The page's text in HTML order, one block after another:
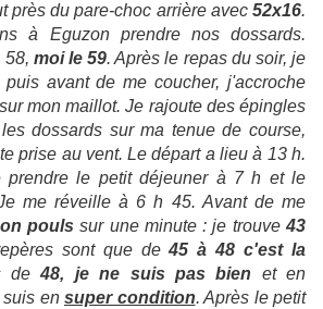
près du pare-choc arrière avec 52x16.
à Eguzon prendre nos dossards.
58, moi le 59. Après le repas du soir, je
avant de me coucher, j'accroche
mon maillot. Je rajoute des épingles
dossards sur ma tenue de course,
prise au vent. Le départ a lieu à 13 h.
prendre le petit déjeuner à 7 h et le
me réveille à 6 h 45. Avant de me
pouls sur une minute : je trouve43
sont que de45 à 48 c'est la
de48, je ne suis pas bien et en
suis en super condition. Après le petit